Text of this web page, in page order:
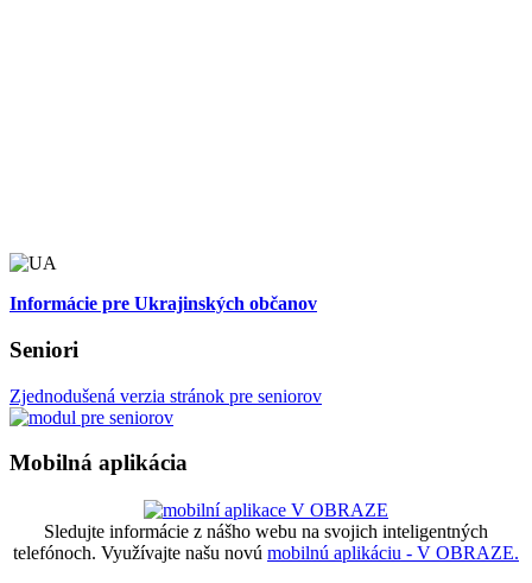
Informácie pre Ukrajinských občanov
Seniori
Zjednodušená verzia stránok pre seniorov
Mobilná aplikácia
Sledujte informácie z nášho webu na svojich inteligentných
telefónoch. Využívajte našu novú mobilnú aplikáciu - V OBRAZE.